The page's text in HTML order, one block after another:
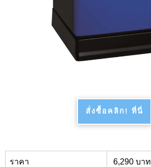
สั่งซื้อคลิก! ที่นี่
ราคา 6,290 บาท